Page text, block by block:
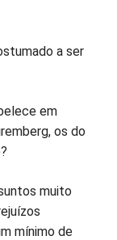
a ser
em
os do
muito
mínimo de